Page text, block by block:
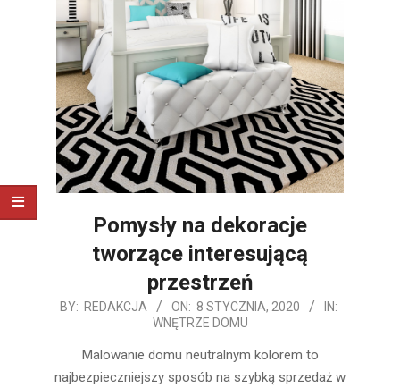
Pomysły na dekoracje
tworzące interesującą
przestrzeń
2020-
BY: REDAKCJA ON: 8 STYCZNIA, 2020
IN:
WNĘTRZE DOMU
Malowanie domu neutralnym kolorem to
najbezpieczniejszy sposób na szybką sprzedaż w